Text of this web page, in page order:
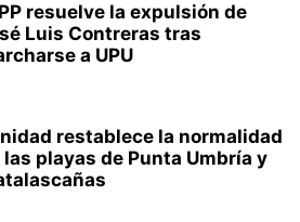
resuelve la expulsión de
Luis Contreras tras
a UPU
restablece la normalidad
las playas de Punta Umbría y